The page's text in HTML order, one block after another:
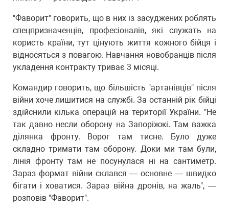
"Фаворит" говорить, що в них із засуджених роблять
спецпризначенців, професіоналів, які служать на
користь країни, тут цінують життя кожного бійця і
відносяться з повагою. Навчання новобранців після
укладення контракту триває 3 місяці.
Командир говорить, що більшість "артанівців" після
війни хоче лишитися на службі. За останній рік бійці
здійснили кілька операцій на території України. "Не
так давно несли оборону на Запоріжжі. Там важка
ділянка фронту. Ворог там тисне. Було дуже
складно тримати там оборону. Доки ми там були,
лінія фронту там не посунулася ні на сантиметр.
Зараз формат війни склався — основне — швидко
бігати і ховатися. Зараз війна дронів, на жаль", —
розповів "Фаворит".